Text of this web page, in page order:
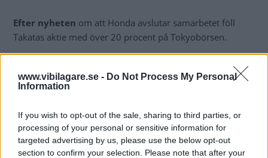
www.vibilagare.se - Do Not Process My Personal
Information
If you wish to opt-out of the sale, sharing to third parties, or
processing of your personal or sensitive information for
targeted advertising by us, please use the below opt-out
section to confirm your selection. Please note that after your
Efter nyheten om att Honda avslutar samarbetet föll
Takatas aktie med över 20 procent på Tokyobörsen.
– Chansen är mycket liten att Takata kommer att överleva
detta. Det är en annan sak än fuskprogramvara. Det är en
Anvarzadeh på BGC Capital Partners till Automotive News.
Diskutera: Äger du ett fordon som berörs av Takatas